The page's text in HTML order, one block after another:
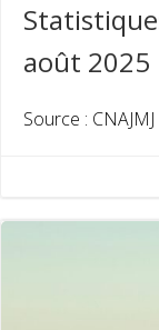
août 2025
Source : CNAJMJ